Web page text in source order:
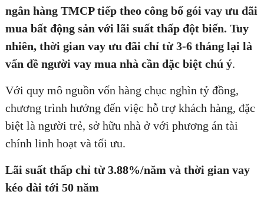
ngân hàng TMCP tiếp theo công bố gói vay ưu đãi
mua bất động sản với lãi suất thấp đột biến. Tuy
nhiên, thời gian vay ưu đãi chỉ từ 3-6 tháng lại là
vấn đề người vay mua nhà cần đặc biệt chú ý.
Với quy mô nguồn vốn hàng chục nghìn tỷ đồng,
chương trình hướng đến việc hỗ trợ khách hàng, đặc
biệt là người trẻ, sở hữu nhà ở với phương án tài
chính linh hoạt và tối ưu.
Lãi suất thấp chỉ từ 3.88%/năm và thời gian vay
kéo dài tới 50 năm